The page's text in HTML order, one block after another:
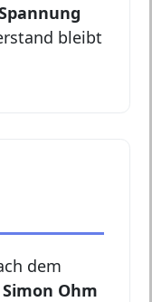
bleibt
dem
Ohm